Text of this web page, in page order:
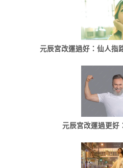
元辰宮改運過好：仙人指
元辰宮改運過更好